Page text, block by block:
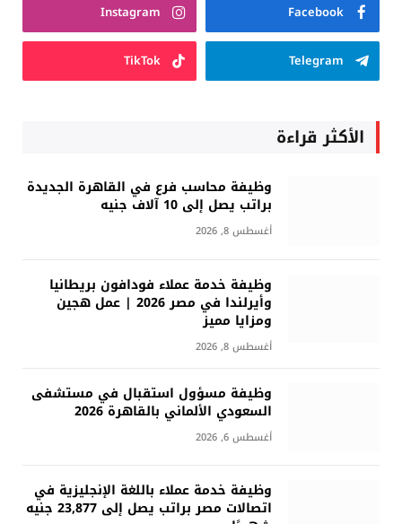
Facebook
Instagram
Telegram
TikTok
الأكثر قراءة
وظيفة محاسب فرع في القاهرة الجديدة
براتب يصل إلى 10 آلاف جنيه
أغسطس 8, 2026
وظيفة خدمة عملاء فودافون بريطانيا
وأيرلندا في مصر 2026 | عمل هجين
ومزايا مميز
أغسطس 8, 2026
وظيفة مسؤول استقبال في مستشفى
السعودي الألماني بالقاهرة 2026
أغسطس 6, 2026
وظيفة خدمة عملاء باللغة الإنجليزية في
اتصالات مصر براتب يصل إلى 23,877 جنيه